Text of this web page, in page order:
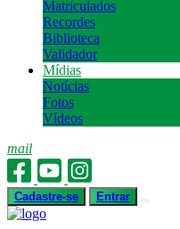
Matriculados
Recordes
Biblioteca
Validador
Mídias
Notícias
Fotos
Vídeos
mail
Cadastre-se Entrar